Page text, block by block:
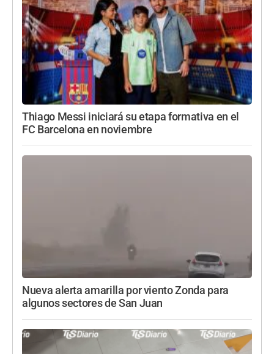
Thiago Messi iniciará su etapa formativa en el
FC Barcelona en noviembre
Nueva alerta amarilla por viento Zonda para
algunos sectores de San Juan